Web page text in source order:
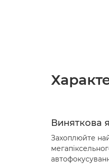
Виняткова
Захоплюйте